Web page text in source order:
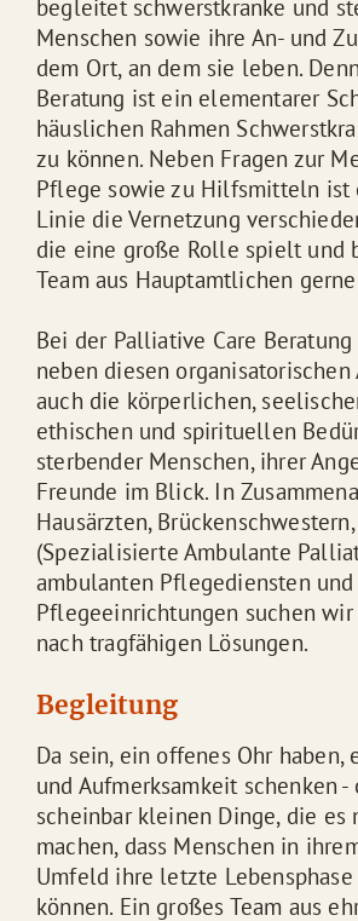
begleitet schwerstkranke und
Menschen sowie ihre An- und
dem Ort, an dem sie leben.
Beratung ist ein elementarer
häuslichen Rahmen
zu können. Neben Fragen zur
Pflege sowie zu Hilfsmitteln ist
Linie die Vernetzung
die eine große Rolle spielt und
Team aus Hauptamtlichen
Bei der Palliative Care
neben diesen organisatorischen
auch die körperlichen,
ethischen und spirituellen
sterbender Menschen, ihrer
Freunde im Blick. In
Hausärzten, Brückenschwestern,
(Spezialisierte Ambulante
ambulanten Pflegediensten
Pflegeeinrichtungen suchen wir
nach tragfähigen Lösungen.
Begleitung
Da sein, ein offenes Ohr haben,
und Aufmerksamkeit schenken
scheinbar kleinen Dinge, die es
machen, dass Menschen in
Umfeld ihre letzte
können. Ein großes Team aus